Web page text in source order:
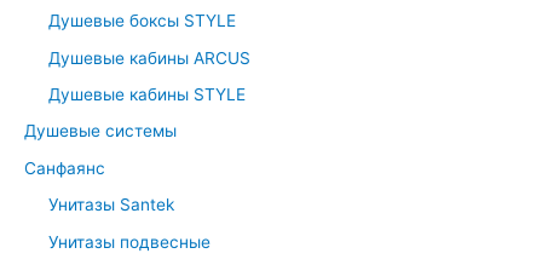
Душевые боксы STYLE
Душевые кабины ARCUS
Душевые кабины STYLE
Душевые системы
Санфаянс
Унитазы Santek
Унитазы подвесные